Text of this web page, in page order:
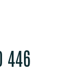
446